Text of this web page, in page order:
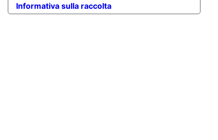
Informativa sulla raccolta